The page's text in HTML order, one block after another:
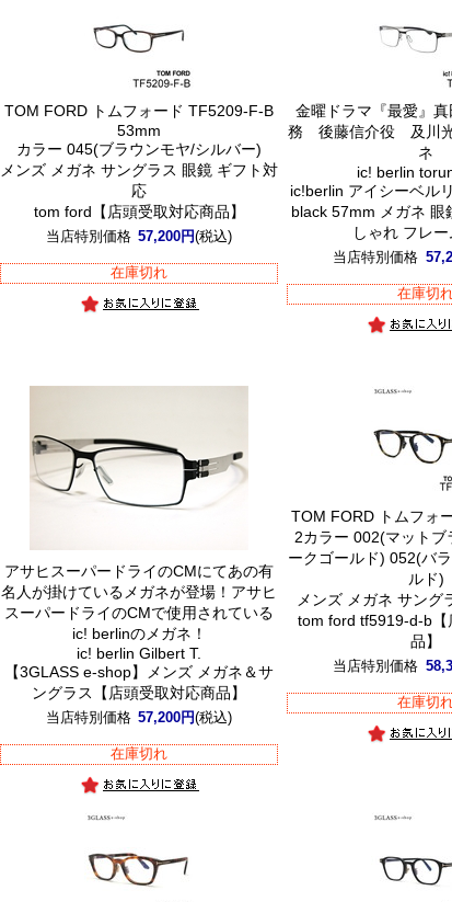
TOM FORD トムフォード TF5209-F-B
53mm
カラー 045(ブラウンモヤ/シルバー)
メンズ メガネ サングラス 眼鏡 ギフト対
応
tom ford【店頭受取対応商品】
当店特別価格 57,200円(税込)
在庫切れ
金曜ドラマ『最愛』
務 後藤信介役 及川
ネ
ic! berlin
ic!berlin アイシーベル
black 57mm メガネ 眼
しゃれ フレ
当店特別価格
在庫切
アサヒスーパードライのCMにてあの有
名人が掛けているメガネが登場！ アサヒ
スーパードライのCMで使用されている
ic! berlinのメガネ！
ic! berlin Gilbert T.
【3GLASS e-shop】メンズ メガネ＆サ
ングラス【店頭受取対応商品】
当店特別価格 57,200円(税込)
在庫切れ
TOM FORD トムフォ
2カラー 002(マットブ
ークゴールド) 052(バ
ルド)
メンズ メガネ サング
tom ford tf5919-d-b【
品】
当店特別価格
在庫切